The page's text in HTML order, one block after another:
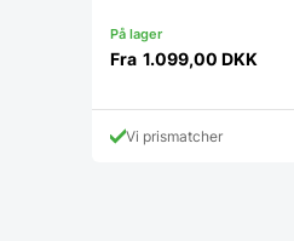
Fra 1.099,00 DKK
Vi prismatcher